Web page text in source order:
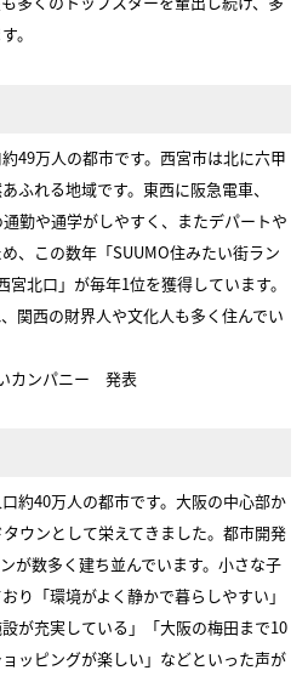
。
49万人の都市です。西宮市は北に六甲
ふれる地域です。東西に阪急電車、
勤や通学がしやすく、またデパートや
、この数年「SUUMO住みたい街ラン
北口」が毎年1位を獲得しています。
関西の財界人や文化人も多く住んでい
カンパニー 発表
約40万人の都市です。大阪の中心部か
ウンとして栄えてきました。都市開発
が数多く建ち並んでいます。小さな子
り「環境がよく静かで暮らしやすい」
が充実している」「大阪の梅田まで10
ッピングが楽しい」などといった声が